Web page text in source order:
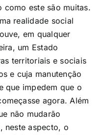
como este são muitas.
realidade social
em qualquer
um Estado
territoriais e sociais
e cuja manutenção
que impedem que o
agora. Além
não mudarão
neste aspecto, o